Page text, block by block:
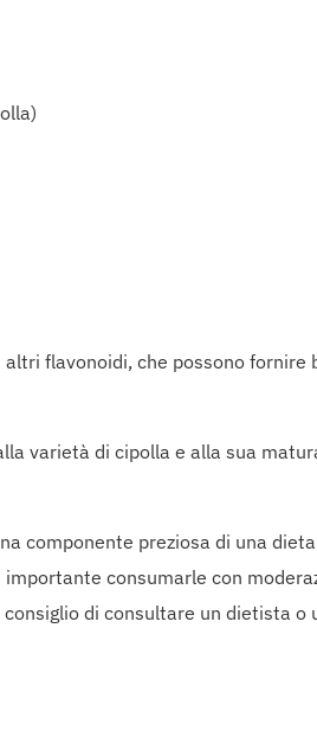
flavonoidi, che possono
varietà di cipolla e alla sua
componente preziosa di una
consumarle con
di consultare un dietista